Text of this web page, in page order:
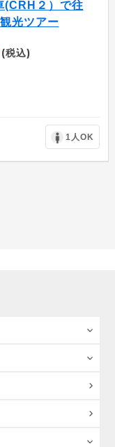
(CRH２）で往
光ツアー
(税込)
1人OK